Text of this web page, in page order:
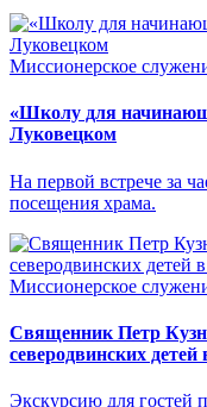
Миссионерское
«Школу для
Луковецком
На первой встрече за
посещения храма.
Миссионерское
Священник Петр
северодвинских
Экскурсию для гостей